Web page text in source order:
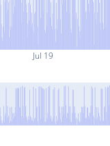
Jul 19